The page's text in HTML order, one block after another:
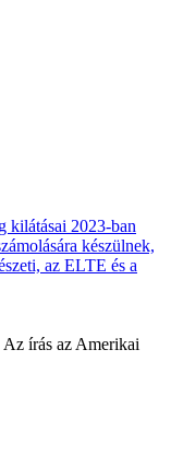
kilátásai 2023-ban
készülnek,
az ELTE és a
írás az Amerikai